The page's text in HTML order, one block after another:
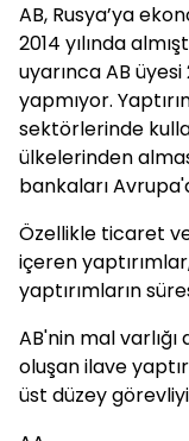
AB, Rusya’ya
2014 yılında
uyarınca AB üyesi
yapmıyor.
sektörlerinde
ülkelerinden
bankaları
Özellikle ticaret
içeren
yaptırımların
AB'nin mal
oluşan ilave
üst düzey